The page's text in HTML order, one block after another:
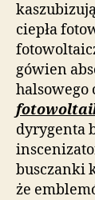
ciepła
gówien
halsowego
dyrygenta
busczanki
że